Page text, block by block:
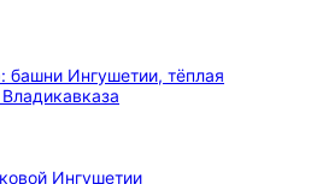
поездки. Гиды были очень
Путешествие прошло в
много нового и интересного.
благодарность
башни Ингушетии, тёплая
15 и 9 лет в новогодние
спланированный маршрут.
и гидов! Рекомендую!
Ингушетии